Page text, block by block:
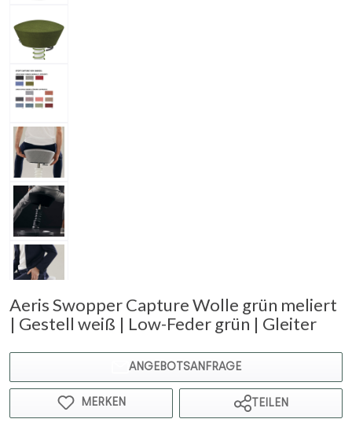
Aeris Swopper Capture Wolle grün meliert
| Gestell weiß | Low-Feder grün | Gleiter
ANGEBOTSANFRAGE
MERKEN TEILEN